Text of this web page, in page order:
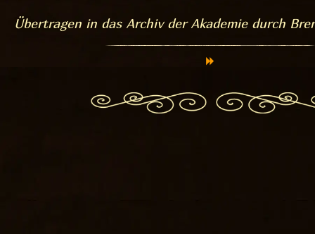
Übertragen in das Archiv der Akademie durch